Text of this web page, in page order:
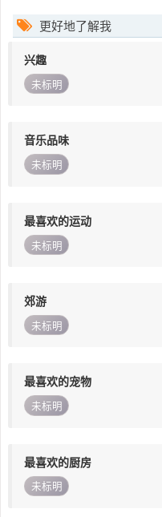
更好地了解我
兴趣
未标明
音乐品味
未标明
最喜欢的运动
未标明
郊游
未标明
最喜欢的宠物
未标明
最喜欢的厨房
未标明